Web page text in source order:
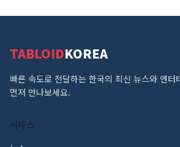
TABLOIDKOREA
빠른 속도로 전달하는 한국의 최신 뉴스와 엔터
먼저 만나보세요.
서비스